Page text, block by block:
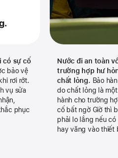
có sự cố
bảo vệ
rơi rớt.
vụ sửa
phục
Nước đi an toàn
trường hợp hư
chất lỏng. Bảo
do chất lỏng là
hành cho trường
cố bất ngờ Giờ thì
phải lo lắng nếu
hay văng vào thiết